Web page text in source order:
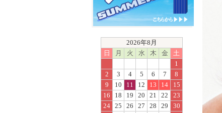
2026年8月
日
月 火 水 木 金
土
1
2
3 4 5 6 7
8
9
10 11 12 13 14
15
16
18 19 20 21 22
23
24 25 26 27 28 29
30